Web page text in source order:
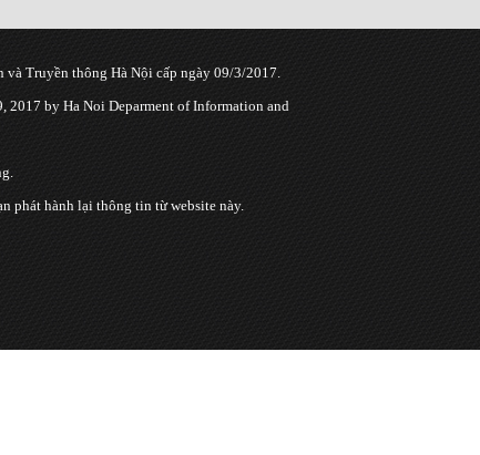
Truyền thông Hà Nội cấp ngày 09/3/2017.
2017 by Ha Noi Deparment of Information and
phát hành lại thông tin từ website này.